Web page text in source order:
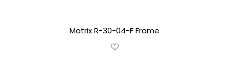
Matrix R-30-04-F Frame